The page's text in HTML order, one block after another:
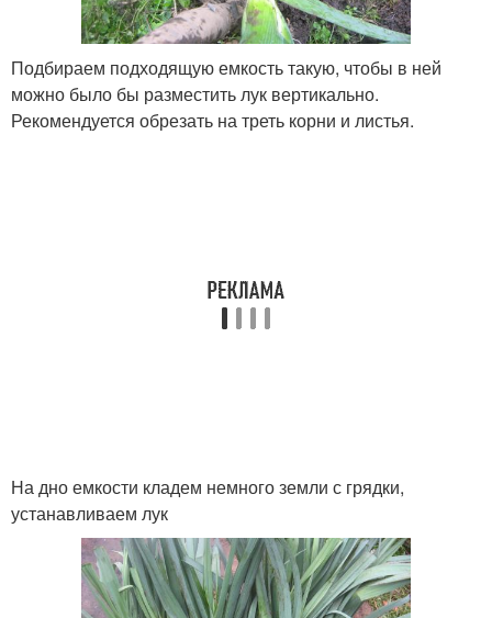
Подбираем подходящую емкость такую, чтобы в ней
можно было бы разместить лук вертикально.
Рекомендуется обрезать на треть корни и листья.
На дно емкости кладем немного земли с грядки,
устанавливаем лук